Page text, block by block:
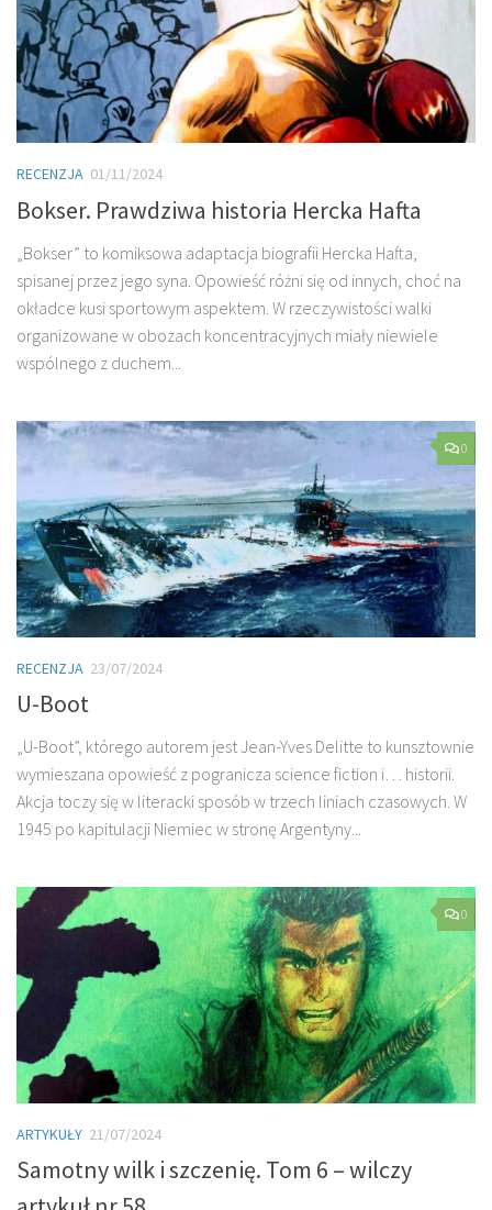
RECENZJA 01/11/2024
Bokser. Prawdziwa historia Hercka Hafta
„Bokser” to komiksowa adaptacja biografii Hercka Hafta,
spisanej przez jego syna. Opowieść różni się od innych, choć na
okładce kusi sportowym aspektem. W rzeczywistości walki
organizowane w obozach koncentracyjnych miały niewiele
wspólnego z duchem...
0
RECENZJA 23/07/2024
U-Boot
„U-Boot”, którego autorem jest Jean-Yves Delitte to kunsztownie
wymieszana opowieść z pogranicza science fiction i… historii.
Akcja toczy się w literacki sposób w trzech liniach czasowych. W
1945 po kapitulacji Niemiec w stronę Argentyny...
0
ARTYKUŁY 21/07/2024
Samotny wilk i szczenię. Tom 6 – wilczy